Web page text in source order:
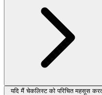
यदि मैं चेकलिस्ट को परिचित महसूस